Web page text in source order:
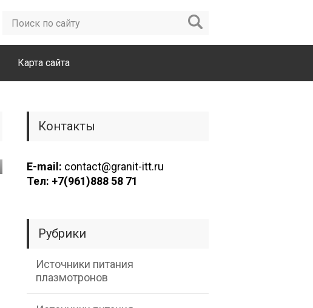
Карта сайта
Контакты
E-mail: contact@granit-itt.ru
Тел: +7(961)888 58 71
Рубрики
Источники питания
плазмотронов